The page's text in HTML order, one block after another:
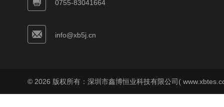
0755-83041664
info@xb5j.cn
© 2026 版权所有：深圳市鑫博恒业科技有限公司(